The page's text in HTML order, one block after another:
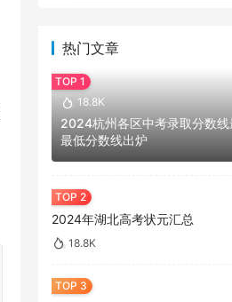
热门文章
18.8K
2024杭州各区中考录取分数线
最低分数线出炉
2024年湖北高考状元汇总
18.8K